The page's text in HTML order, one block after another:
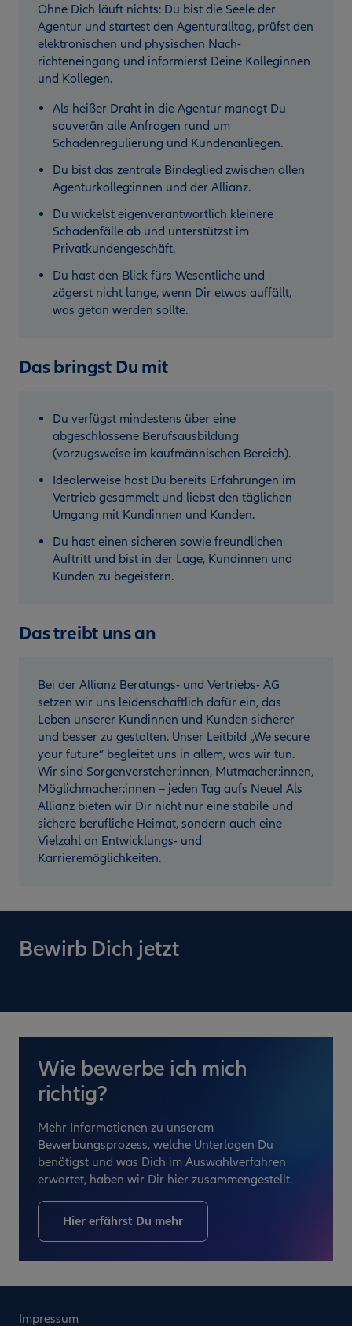
Ohne Dich läuft nichts: Du bist die Seele der
Agentur und startest den Agenturalltag, prüfst den
elektronischen und physischen Nach­
richteneingang und informierst Deine Kolleginnen
und Kollegen.
Als heißer Draht in die Agentur managt Du
souverän alle Anfragen rund um
Schadenregulierung und Kundenanliegen.
Du bist das zentrale Bindeglied zwischen allen
Agenturkolleg:innen und der Allianz.
Du wickelst eigenverantwortlich kleinere
Schadenfälle ab und unterstützst im
Privatkundengeschäft.
Du hast den Blick fürs Wesentliche und
zögerst nicht lange, wenn Dir etwas auffällt,
was getan werden sollte.
Das bringst Du mit
Du verfügst mindestens über eine
abgeschlossene Berufsausbildung
(vorzugsweise im kaufmännischen Bereich).
Idealerweise hast Du bereits Erfahrungen im
Vertrieb gesammelt und liebst den täglichen
Umgang mit Kundinnen und Kunden.
Du hast einen sicheren sowie freundlichen
Auftritt und bist in der Lage, Kundinnen und
Kunden zu begeistern.
Das treibt uns an
Bei der Allianz Beratungs- und Vertriebs- AG
setzen wir uns leidenschaftlich dafür ein, das
Leben unserer Kundinnen und Kunden sicherer
und besser zu gestalten. Unser Leitbild „We secure
your future“ begleitet uns in allem, was wir tun.
Wir sind Sorgenversteher:innen, Mutmacher:innen,
Möglichmacher:innen – jeden Tag aufs Neue! Als
Allianz bieten wir Dir nicht nur eine stabile und
sichere berufliche Heimat, sondern auch eine
Vielzahl an Entwicklungs- und
Karrieremöglichkeiten.
Bewirb Dich jetzt
Wie bewerbe ich mich
richtig?
Mehr Informationen zu unserem
Bewerbungsprozess, welche Unterlagen Du
benötigst und was Dich im Auswahlverfahren
erwartet, haben wir Dir hier zusammengestellt.
Hier erfährst Du mehr
Impressum